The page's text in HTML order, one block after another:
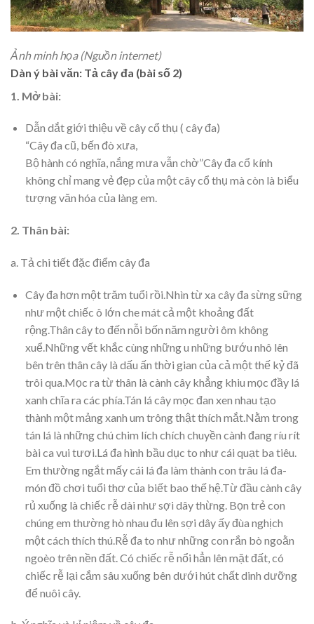
Ảnh minh họa (Nguồn internet)
Dàn ý bài văn: Tả cây đa (bài số 2)
1. Mở bài:
Dẫn dắt giới thiệu về cây cổ thụ ( cây đa)
“Cây đa cũ, bến đò xưa,
Bộ hành có nghĩa, nắng mưa vẫn chờ”Cây đa cổ kính
không chỉ mang vẻ đẹp của một cây cổ thụ mà còn là biểu
tượng văn hóa của làng em.
2. Thân bài:
a. Tả chi tiết đặc điểm cây đa
Cây đa hơn một trăm tuổi rồi.Nhìn từ xa cây đa sừng sững
như một chiếc ô lớn che mát cả một khoảng đất
rộng.Thân cây to đến nỗi bốn năm người ôm không
xuể.Những vết khắc cùng những u những bướu nhô lên
bên trên thân cây là dấu ấn thời gian của cả một thế kỷ đã
trôi qua.Mọc ra từ thân là cành cây khẳng khiu mọc đầy lá
xanh chĩa ra các phía.Tán lá cây mọc đan xen nhau tạo
thành một mảng xanh um trông thật thích mắt.Nằm trong
tán lá là những chú chim lích chích chuyền cành đang ríu rít
bài ca vui tươi.Lá đa hình bầu dục to như cái quạt ba tiêu.
Em thường ngắt mấy cái lá đa làm thành con trâu lá đa-
món đồ chơi tuổi thơ của biết bao thế hệ.Từ đầu cành cây
rủ xuống là chiếc rễ dài như sợi dây thừng. Bọn trẻ con
chúng em thường hò nhau đu lên sợi dây ấy đùa nghịch
một cách thích thú.Rễ đa to như những con rắn bò ngoằn
ngoèo trên nền đất. Có chiếc rễ nổi hẳn lên mặt đất, có
chiếc rễ lại cắm sâu xuống bên dưới hút chất dinh dưỡng
để nuôi cây.